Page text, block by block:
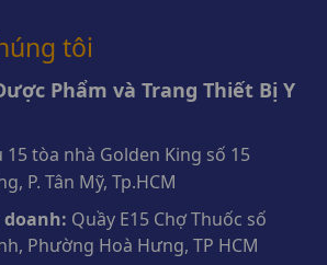
tôi
Phẩm và Trang Thiết Bị Y
15 tòa nhà Golden King số 15
P. Tân Mỹ, Tp.HCM
Quầy E15 Chợ Thuốc số
Phường Hoà Hưng, TP HCM